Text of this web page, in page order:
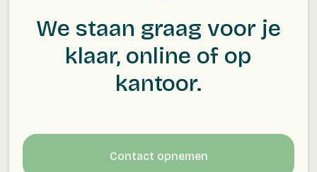
We staan graag voor je
klaar, online of op
kantoor.
Contact opnemen